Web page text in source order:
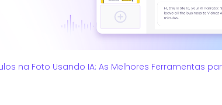
na Foto Usando IA: As Melhores Ferramentas